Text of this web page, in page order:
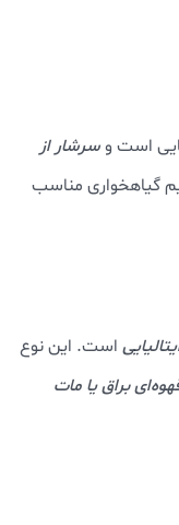
است وسرشار از
گیاهخواری مناسب
است. این نوع
براق یا مات